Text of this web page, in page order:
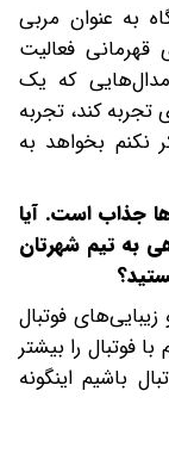
به عنوان مربی
قهرمانی فعالیت
که یک
کند، تجربه
نکنم بخواهد به
جذاب است. آیا
به تیم شهرتان
فوتبال
فوتبال را بیشتر
باشیم اینگونه